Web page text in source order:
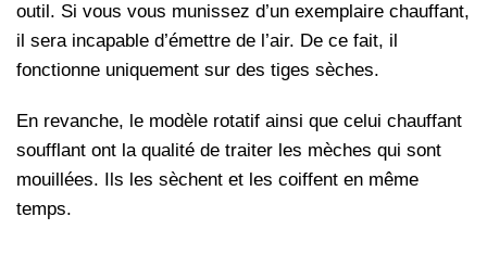
outil. Si vous vous munissez d’un exemplaire chauffant,
il sera incapable d’émettre de l’air. De ce fait, il
fonctionne uniquement sur des tiges sèches.
En revanche, le modèle rotatif ainsi que celui chauffant
soufflant ont la qualité de traiter les mèches qui sont
mouillées. Ils les sèchent et les coiffent en même
temps.